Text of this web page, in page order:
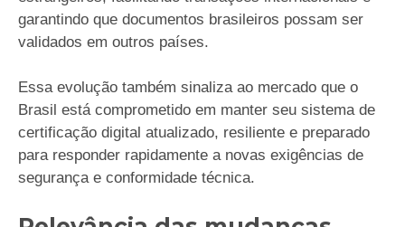
garantindo que documentos brasileiros possam ser
validados em outros países.
Essa evolução também sinaliza ao mercado que o
Brasil está comprometido em manter seu sistema de
certificação digital atualizado, resiliente e preparado
para responder rapidamente a novas exigências de
segurança e conformidade técnica.